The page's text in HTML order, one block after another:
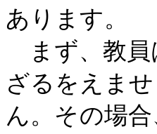
あります。
まず、教員
ざるをえませ
ん。その場